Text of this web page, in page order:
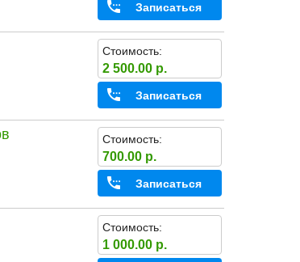
Записаться
Стоимость:
2 500.00 р.
Записаться
Стоимость:
700.00 р.
Записаться
Стоимость:
1 000.00 р.